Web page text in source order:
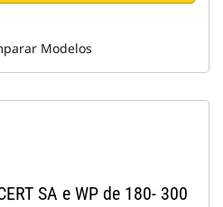
Modelos
SA e WP de 180- 300